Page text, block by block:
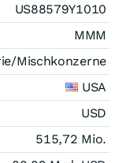
US88579Y1010
MMM
Mischkonzerne
USA
USD
515,72 Mio.